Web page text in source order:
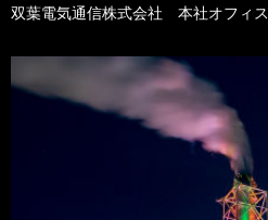
双葉電気通信株式会社 本社オフィス